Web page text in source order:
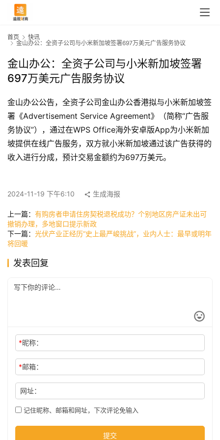
首
快
讯
公
技
首页
快讯
金山办公：全资子公司与小米新加坡签署697万美元广告服务协议
金山办公：全资子公司与小米新加坡签署
697万美元广告服务协议
金山办公公告，全资子公司金山办公香港拟与小米新加坡签
署《Advertisement Service Agreement》（简称“广告服
务协议”），通过在WPS Office海外安卓版App为小米新加
坡提供在线广告服务，双方就小米新加坡通过该广告获得的
收入进行分成，预计交易金额约为697万美元。
2024-11-19 下午6:10 生成海报
上一篇： 有购房者申请住房契税退税成功？个别地区房产证未出可
撤销办理，多地窗口提示新政
下一篇： 光伏产业正经历“史上最严峻挑战”，业内人士：最早或明年
将回暖
发表回复
*昵称：
*邮箱：
网址：
记住昵称、邮箱和网址，下次评论免输入
提交